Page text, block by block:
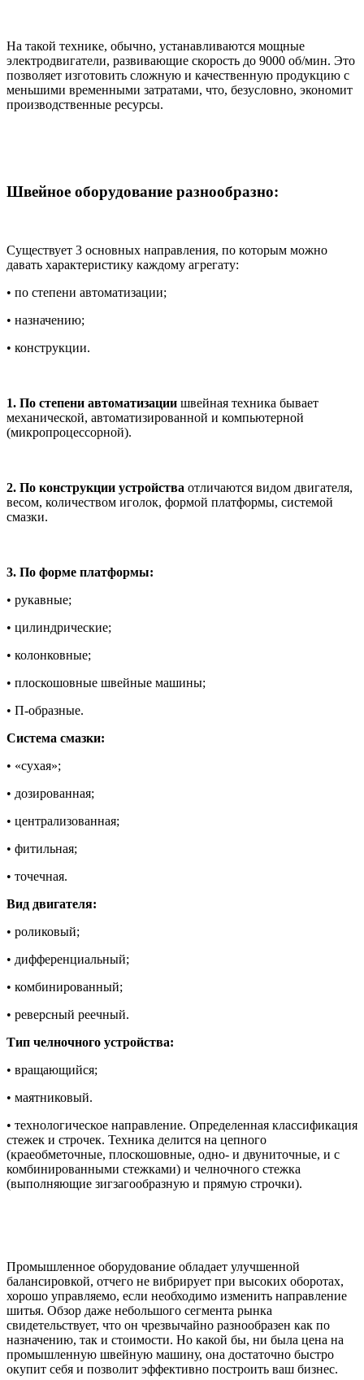
На такой технике, обычно, устанавливаются мощные
электродвигатели, развивающие скорость до 9000 об/мин. Это
позволяет изготовить сложную и качественную продукцию с
меньшими временными затратами, что, безусловно, экономит
производственные ресурсы.
Швейное оборудование разнообразно:
Существует 3 основных направления, по которым можно
давать характеристику каждому агрегату:
• по степени автоматизации;
• назначению;
• конструкции.
1. По степени автоматизации швейная техника бывает
механической, автоматизированной и компьютерной
(микропроцессорной).
2. По конструкции устройства отличаются видом двигателя,
весом, количеством иголок, формой платформы, системой
смазки.
3. По форме платформы:
• рукавные;
• цилиндрические;
• колонковные;
• плоскошовные швейные машины;
• П-образные.
Система смазки:
• «сухая»;
• дозированная;
• централизованная;
• фитильная;
• точечная.
Вид двигателя:
• роликовый;
• дифференциальный;
• комбинированный;
• реверсный реечный.
Тип челночного устройства:
• вращающийся;
• маятниковый.
• технологическое направление. Определенная классификация
стежек и строчек. Техника делится на цепного
(краеобметочные, плоскошовные, одно- и двуниточные, и с
комбинированными стежками) и челночного стежка
(выполняющие зигзагообразную и прямую строчки).
Промышленное оборудование обладает улучшенной
балансировкой, отчего не вибрирует при высоких оборотах,
хорошо управляемо, если необходимо изменить направление
шитья. Обзор даже небольшого сегмента рынка
свидетельствует, что он чрезвычайно разнообразен как по
назначению, так и стоимости. Но какой бы, ни была цена на
промышленную швейную машину, она достаточно быстро
окупит себя и позволит эффективно построить ваш бизнес.